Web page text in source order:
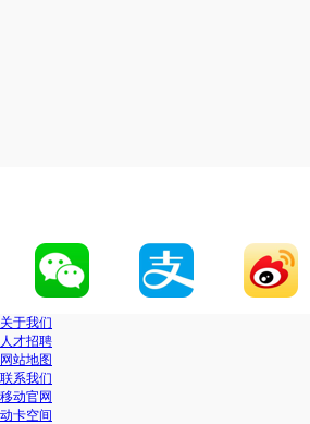
关于我们
人才招聘
网站地图
联系我们
移动官网
动卡空间